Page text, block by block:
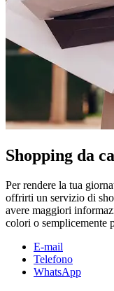
Shopping da
Per rendere la tua
offrirti un servizio di
avere maggiori
colori o semplicemente
E-mail
Telefono
WhatsApp